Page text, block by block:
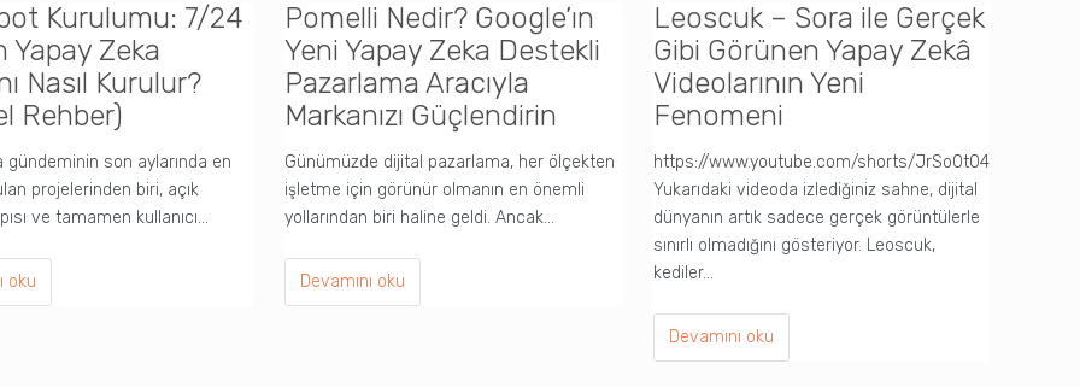
Kurulumu: 7/24
Yapay Zeka
Nasıl Kurulur?
Rehber)
gündeminin son aylarında en
projelerinden biri, açık
ve tamamen kullanıcı…
oku
Pomelli Nedir? Google’ın
Yeni Yapay Zeka Destekli
Pazarlama Aracıyla
Markanızı Güçlendirin
Günümüzde dijital pazarlama, her ölçekten
işletme için görünür olmanın en önemli
yollarından biri haline geldi. Ancak…
Devamını oku
Leoscuk – Sora ile Gerçek
Gibi Görünen Yapay Zekâ
Videolarının Yeni
Fenomeni
https://www.youtube.com/shorts/JrSo0t04oT8
Yukarıdaki videoda izlediğiniz sahne, dijital
dünyanın artık sadece gerçek görüntülerle
sınırlı olmadığını gösteriyor. Leoscuk,
kediler…
Devamını oku